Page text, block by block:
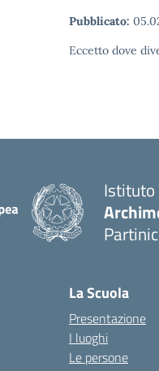
Pubblicato:
Eccetto dove
Istituto
La Scuola
Presentazione
I luoghi
Le persone